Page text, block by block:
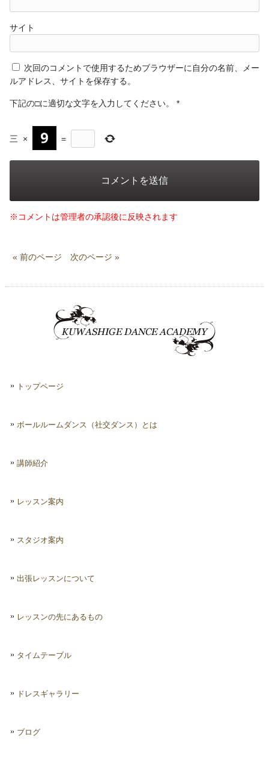
サイト
次回のコメントで使用するためブラウザーに自分の名前、メー
ルアドレス、サイトを保存する。
下記の□に適切な文字を入力してください。 *
三 × =
※コメントは管理者の承認後に反映されます
« 前のページ 次のページ »
トップページ
ボールルームダンス（社交ダンス）とは
講師紹介
レッスン案内
スタジオ案内
出張レッスンについて
レッスンの先にあるもの
タイムテーブル
ドレスギャラリー
ブログ